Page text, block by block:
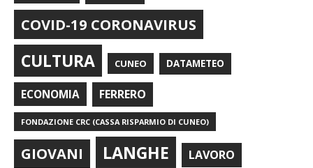
COVID-19 CORONAVIRUS
CULTURA CUNEO DATAMETEO
ECONOMIA FERRERO
FONDAZIONE CRC (CASSA RISPARMIO DI CUNEO)
GIOVANI LANGHE LAVORO